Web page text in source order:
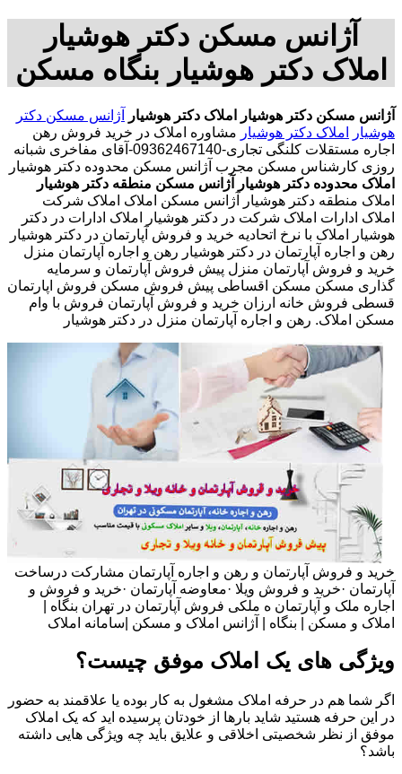
آژانس مسکن دکتر هوشیار
املاک دکتر هوشیار بنگاه مسکن
آژانس مسکن دکتر هوشیار املاک دکتر هوشیار
آژانس مسکن دکتر
هوشیار
املاک دکتر هوشیار مشاوره املاک در خرید فروش رهن
اجاره مستقلات کلنگی تجاری-09362467140-آقای مفاخری شبانه
روزی کارشناس مسکن مجرب آژانس مسکن محدوده دکتر هوشیار
املاک محدوده دکتر هوشیار
آژانس مسکن منطقه دکتر هوشیار
املاک منطقه دکتر هوشیار آژانس مسکن املاک املاک شرکت
املاک ادارات املاک شرکت در دکتر هوشیار املاک ادارات در دکتر
هوشیار املاک با نرخ اتحادیه خرید و فروش آپارتمان در دکتر هوشیار
رهن و اجاره آپارتمان در دکتر هوشیار رهن و اجاره آپارتمان منزل
خرید و فروش آپارتمان منزل پیش فروش آپارتمان و سرمایه
گذاری مسکن مسکن اقساطی پیش فروش مسکن فروش اپارتمان
قسطی فروش خانه ارزان خرید و فروش آپارتمان فروش با وام
مسکن املاک. رهن و اجاره آپارتمان منزل در دکتر هوشیار
خرید و فروش آپارتمان و رهن و اجاره آپارتمان مشارکت درساخت
آپارتمان ·خرید و فروش ویلا ·معاوضه آپارتمان ·خرید و فروش و
اجاره ملک و آپارتمان ه ملکی فروش آپارتمان در تهران بنگاه |
املاک و مسکن | بنگاه | آژانس املاک و مسکن |سامانه املاک
ویژگی های یک املاک موفق چیست؟
اگر شما هم در حرفه املاک مشغول به کار بوده یا علاقمند به حضور
در این حرفه هستید شاید بارها از خودتان پرسیده اید که یک املاک
موفق از نظر شخصیتی اخلاقی و علایق باید چه ویژگی هایی داشته
باشد؟